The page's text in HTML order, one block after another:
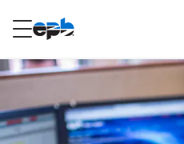
RESIDENCIAL
Internet
principal